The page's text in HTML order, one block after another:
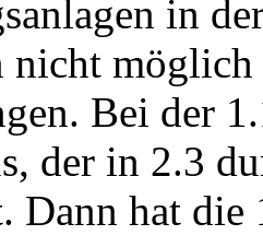
in
nicht
Bei der
der in 2.3
Dann hat